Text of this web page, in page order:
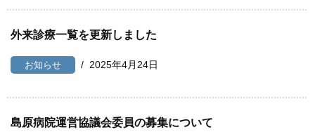
外来診療一覧を更新しました
お知らせ 2025年4月24日
島原病院運営協議会委員の募集について